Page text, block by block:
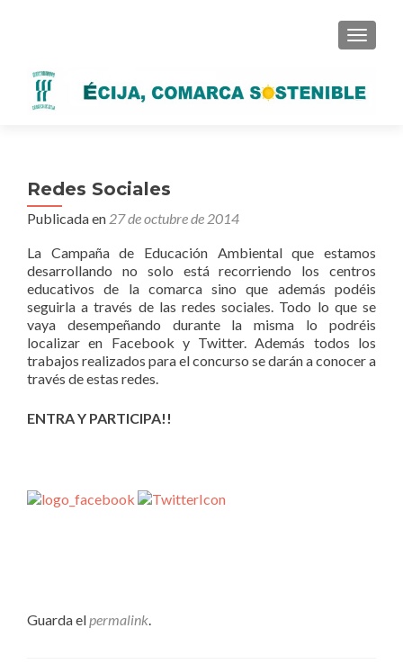
Redes Sociales
Publicada en 27 de octubre de 2014
La Campaña de Educación Ambiental que estamos
desarrollando no solo está recorriendo los centros
educativos de la comarca sino que además podéis
seguirla a través de las redes sociales. Todo lo que se
vaya desempeñando durante la misma lo podréis
localizar en Facebook y Twitter. Además todos los
trabajos realizados para el concurso se darán a conocer a
través de estas redes.
ENTRA Y PARTICIPA!!
Guarda elpermalink.